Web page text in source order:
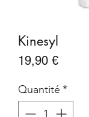
Kinesyl
19,90 €Prix
Quantité *